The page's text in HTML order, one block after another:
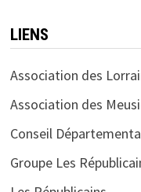
LIENS
Association des
Association des
Conseil
Groupe Les